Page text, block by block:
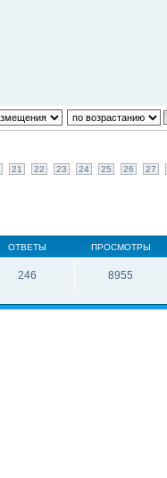
21 22 23 24 25 26 27
ОТВЕТЫ ПРОСМОТРЫ
246 8955